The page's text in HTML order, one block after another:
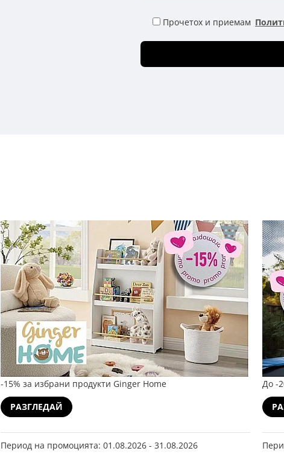
Прочетох и приемам
-15% за избрани продукти Ginger Home
РАЗГЛЕДАЙ
Период на промоцията: 01.08.2026 - 31.08.2026
До -